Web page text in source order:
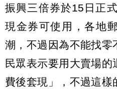
振興三倍券於15日正
現金券可使用，各地
潮，不過因為不能找零
民眾表示要用大賣場
費後套現」，不過這